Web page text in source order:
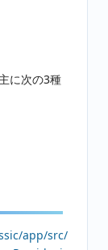
に次の3種
app/src/